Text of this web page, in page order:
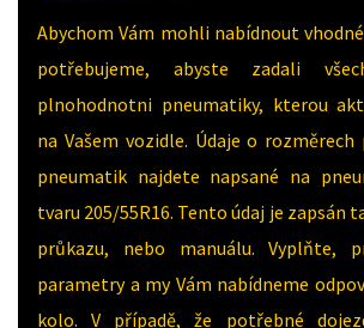
Abychom Vám mohli nabídnout
potřebujeme, abyste zadali
plnohodnotni pneumatiky, kterou
na Vašem vozidle. Údaje o
pneumatik najdete napsané na
tvaru 205/55R16. Tento údaj je zapsán
průkazu, nebo manuálu. Vyplňte,
parametry a my Vám nabídneme
kolo. V případě, že potřebné